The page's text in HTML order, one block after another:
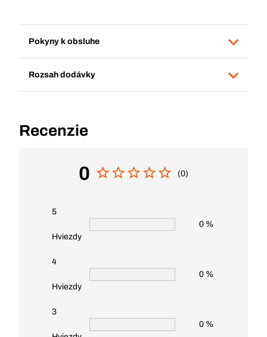
Pokyny k obsluhe
Rozsah dodávky
Recenzie
0 (0)
5
Hviezdy
0 %
4
Hviezdy
0 %
3
0 %